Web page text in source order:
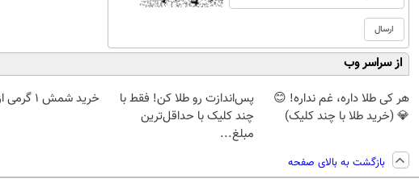
از سراسر وب
هر کی طلا داره، غم نداره! 😊
💎 (خرید طلا با چند کلیک)
پس‌اندازت رو طلا کن! فقط با
چند کلیک با حداقل‌ترین
مبلغ...
خرید شمش 1 گرمی از طلاسی
بازگشت به بالای صفحه